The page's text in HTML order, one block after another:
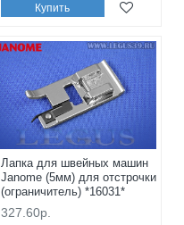
Купить
Лапка для швейных машин
Janome (5мм) для отстрочки
(ограничитель) *16031*
327.60р.